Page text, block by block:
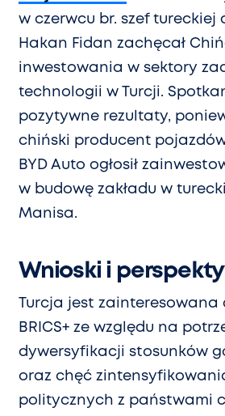
w czerwcu br. szef tureckiej
Hakan Fidan zachęcał
inwestowania w sektory
technologii w Turcji.
pozytywne rezultaty,
chiński producent
BYD Auto ogłosił
w budowę zakładu w
Manisa.
Wnioski i
Turcja jest zainteresowana
BRICS+ ze względu na
dywersyfikacji stosunków
oraz chęć
politycznych z państwami